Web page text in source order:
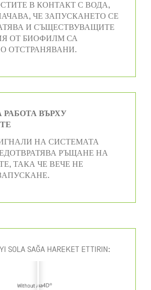
В КОНТАКТ С ВОДА,
ЧЕ ЗАПУСКАНЕТО СЕ
И СЪЩЕСТВУВАЩИТЕ
ОТ БИОФИЛМ СА
ОТСТРАНЯВАНИ.
ВЪРХУ
НА СИСТЕМАТА
РЪЩАНЕ НА
ТАКА ЧЕ ВЕЧЕ НЕ
SOLA SAĞA HAREKET ETTIRIN: